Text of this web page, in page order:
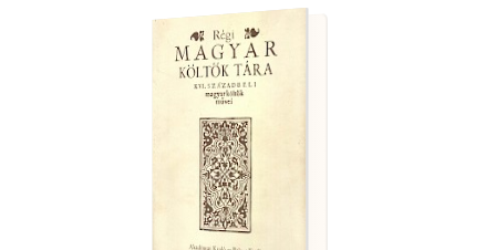
Czobor Mihály (?)
Theagenes és Chariclia